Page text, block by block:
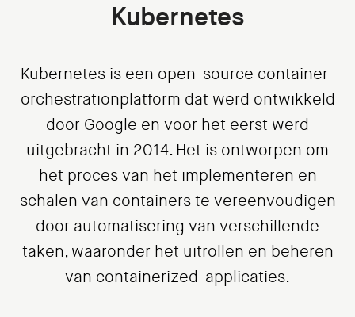
Kubernetes
Kubernetes is een open-source container-
orchestrationplatform dat werd ontwikkeld
door Google en voor het eerst werd
uitgebracht in 2014. Het is ontworpen om
het proces van het implementeren en
schalen van containers te vereenvoudigen
door automatisering van verschillende
taken, waaronder het uitrollen en beheren
van containerized-applicaties.